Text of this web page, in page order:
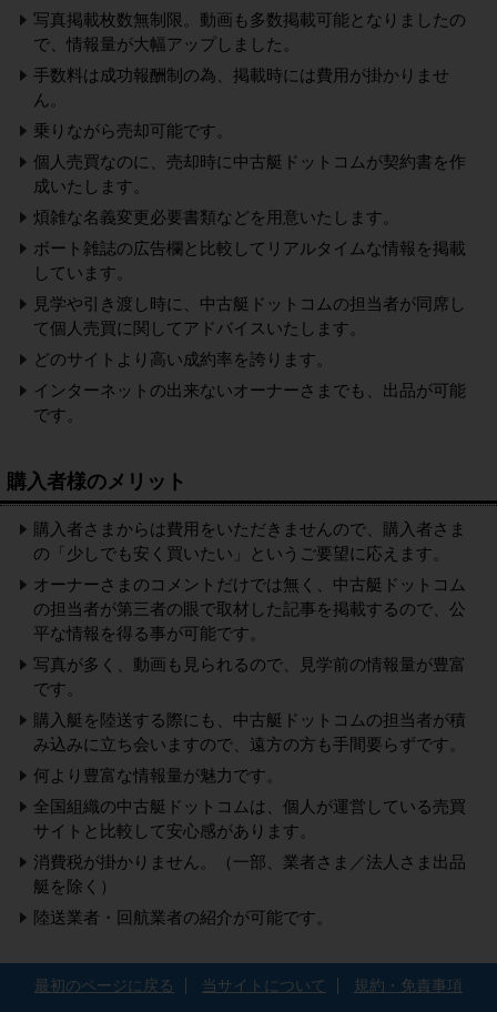
写真掲載枚数無制限。動画も多数掲載可能となりましたの
で、情報量が大幅アップしました。
手数料は成功報酬制の為、掲載時には費用が掛かりませ
ん。
乗りながら売却可能です。
個人売買なのに、売却時に中古艇ドットコムが契約書を作
成いたします。
煩雑な名義変更必要書類などを用意いたします。
ボート雑誌の広告欄と比較してリアルタイムな情報を掲載
しています。
見学や引き渡し時に、中古艇ドットコムの担当者が同席し
て個人売買に関してアドバイスいたします。
どのサイトより高い成約率を誇ります。
インターネットの出来ないオーナーさまでも、出品が可能
です。
購入者様のメリット
購入者さまからは費用をいただきませんので、購入者さま
の「少しでも安く買いたい」というご要望に応えます。
オーナーさまのコメントだけでは無く、中古艇ドットコム
の担当者が第三者の眼で取材した記事を掲載するので、公
平な情報を得る事が可能です。
写真が多く、動画も見られるので、見学前の情報量が豊富
です。
購入艇を陸送する際にも、中古艇ドットコムの担当者が積
み込みに立ち会いますので、遠方の方も手間要らずです。
何より豊富な情報量が魅力です。
全国組織の中古艇ドットコムは、個人が運営している売買
サイトと比較して安心感があります。
消費税が掛かりません。（一部、業者さま／法人さま出品
艇を除く）
陸送業者・回航業者の紹介が可能です。
最初のページに戻る 当サイトについて 規約・免責事項